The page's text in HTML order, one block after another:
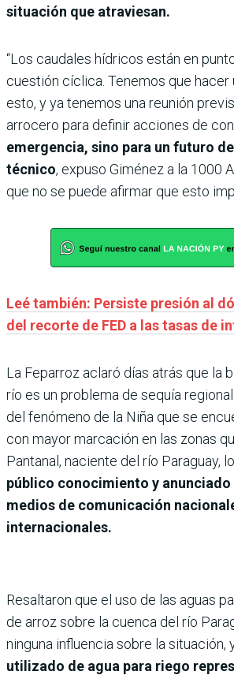
situación que atraviesan.
“Los caudales hídricos están en
cuestión cíclica. Tenemos que hacer
esto, y ya tenemos una reunión
arrocero para definir acciones de
emergencia, sino para un futuro
técnico, expuso Giménez a la 1000
que no se puede afirmar que esto
Leé también: Persiste presión al
del recorte de FED a las tasas de
La Feparroz aclaró días atrás que la
río es un problema de sequía
del fenómeno de la Niña que se
con mayor marcación en las zonas
Pantanal, naciente del río Paraguay,
público conocimiento y
medios de comunicación
internacionales.
Resaltaron que el uso de las aguas
de arroz sobre la cuenca del río
ninguna influencia sobre la situación,
utilizado de agua para riego